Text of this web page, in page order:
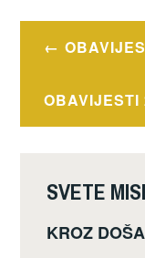
e
b
o
o
er e
Navigacija
OBAVIJESTI
SVETE
KROZ